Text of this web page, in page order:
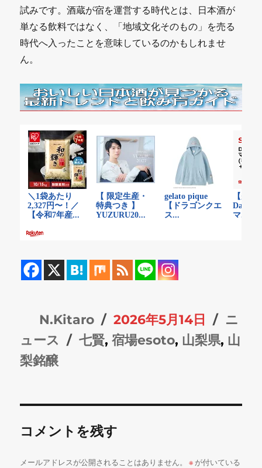
試みです。酒蔵が宿を運営する時代とは、日本酒が
単なる飲料ではなく、「地域文化そのもの」を売る
時代へ入ったことを意味しているのかもしれませ
ん。
投
稿
者
N.Kitaro
投
稿
2026年5月14日
カ
テ
ー
ニ
ュース
タ
七賢,宿場esoto, 山梨県, 山
梨銘醸
コメントを残す
メールアドレスが公開されることはありません。 ※ が付いている